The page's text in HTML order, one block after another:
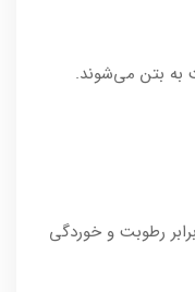
به بتن می‌شوند.
رطوبت و خوردگی